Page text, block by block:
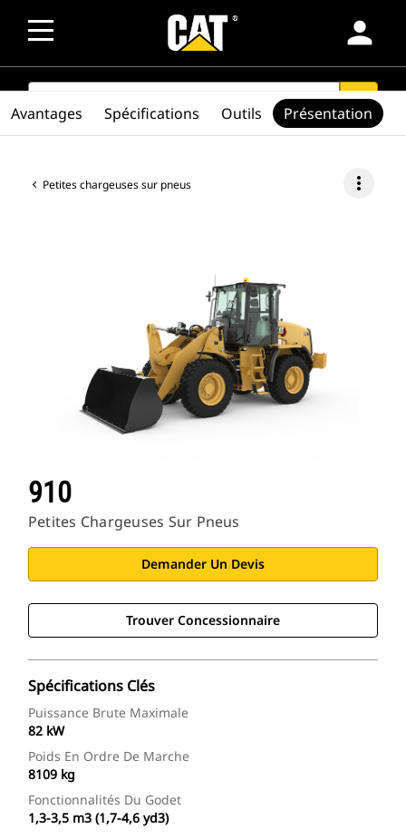
person
SEARCH search
Petites chargeuses sur pneus more_vert
910
Petites Chargeuses Sur Pneus
Demander Un Devis
Trouver Concessionnaire
Spécifications Clés
Puissance Brute Maximale
82 kW
Poids En Ordre De Marche
8109 kg
Fonctionnalités Du Godet
1,3-3,5 m3 (1,7-4,6 yd3)
Avantages Spécifications Outils Présentation